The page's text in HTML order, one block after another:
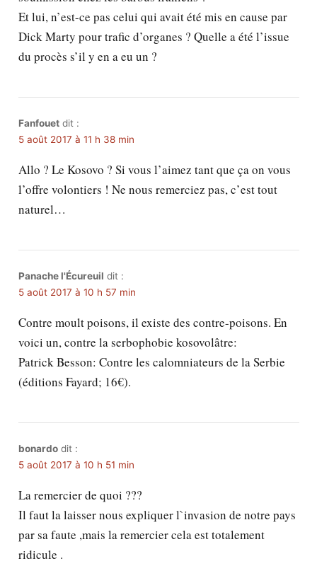
Et lui, n’est-ce pas celui qui avait été mis en cause par
Dick Marty pour trafic d’organes ? Quelle a été l’issue
du procès s’il y en a eu un ?
Fanfouet dit :
5 août 2017 à 11 h 38 min
Allo ? Le Kosovo ? Si vous l’aimez tant que ça on vous
l’offre volontiers ! Ne nous remerciez pas, c’est tout
naturel…
Panache l'Écureuil dit :
5 août 2017 à 10 h 57 min
Contre moult poisons, il existe des contre-poisons. En
voici un, contre la serbophobie kosovolâtre:
Patrick Besson: Contre les calomniateurs de la Serbie
(éditions Fayard; 16€).
bonardo dit :
5 août 2017 à 10 h 51 min
La remercier de quoi ???
Il faut la laisser nous expliquer l`invasion de notre pays
par sa faute ,mais la remercier cela est totalement
ridicule .